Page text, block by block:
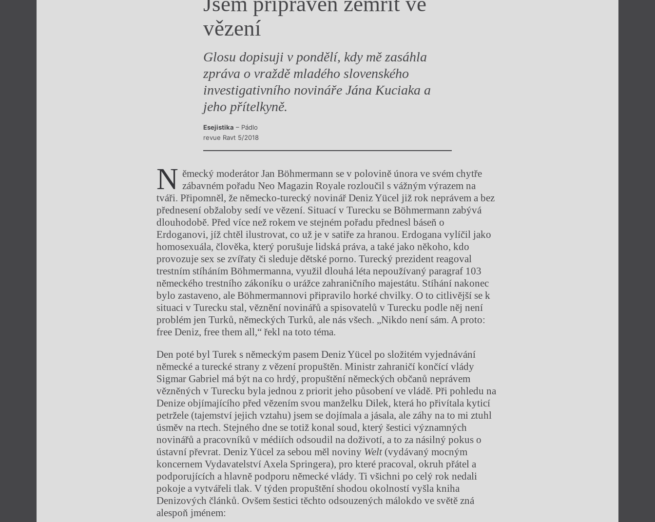
Výroční ceny
vězení
Glosu dopisuji v pondělí, kdy mě zasáhla
zpráva o vraždě mladého slovenského
investigativního novináře Jána Kuciaka a
jeho přítelkyně.
Esejistika – Pádlo
revue Ravt 5/2018
N ěmecký moderátor Jan Böhmermann se v polovině února ve svém chytře
zábavném pořadu Neo Magazin Royale rozloučil s vážným výrazem na
tváři. Připomněl, že německo-turecký novinář Deniz Yücel již rok neprávem a bez
přednesení obžaloby sedí ve vězení. Situací v Turecku se Böhmermann zabývá
dlouhodobě. Před více než rokem ve stejném pořadu přednesl báseň o
Erdoganovi, jíž chtěl ilustrovat, co už je v satiře za hranou. Erdogana vylíčil jako
homosexuála, člověka, který porušuje lidská práva, a také jako někoho, kdo
provozuje sex se zvířaty či sleduje dětské porno. Turecký prezident reagoval
trestním stíháním Böhmermanna, využil dlouhá léta nepoužívaný paragraf 103
německého trestního zákoníku o urážce zahraničního majestátu. Stíhání nakonec
bylo zastaveno, ale Böhmermannovi připravilo horké chvilky. O to citlivější se k
situaci v Turecku stal, věznění novinářů a spisovatelů v Turecku podle něj není
problém jen Turků, německých Turků, ale nás všech. „Nikdo není sám. A proto:
free Deniz, free them all,“ řekl na toto téma.
Den poté byl Turek s německým pasem Deniz Yücel po složitém vyjednávání
německé a turecké strany z vězení propuštěn. Ministr zahraničí končící vlády
Sigmar Gabriel má být na co hrdý, propuštění německých občanů neprávem
vězněných v Turecku byla jednou z priorit jeho působení ve vládě. Při pohledu na
Denize objímajícího před vězením svou manželku Dilek, která ho přivítala kyticí
petržele (tajemství jejich vztahu) jsem se dojímala a jásala, ale záhy na to mi ztuhl
úsměv na rtech. Stejného dne se totiž konal soud, který šestici významných
novinářů a pracovníků v médiích odsoudil na doživotí, a to za násilný pokus o
ústavní převrat. Deniz Yücel za sebou měl noviny Welt (vydávaný mocným
koncernem Vydavatelství Axela Springera), pro které pracoval, okruh přátel a
podporujících a hlavně podporu německé vlády. Ti všichni po celý rok nedali
pokoje a vytvářeli tlak. V týden propuštění shodou okolností vyšla kniha
Denizových článků. Ovšem šestici těchto odsouzených málokdo ve světě zná
alespoň jménem: